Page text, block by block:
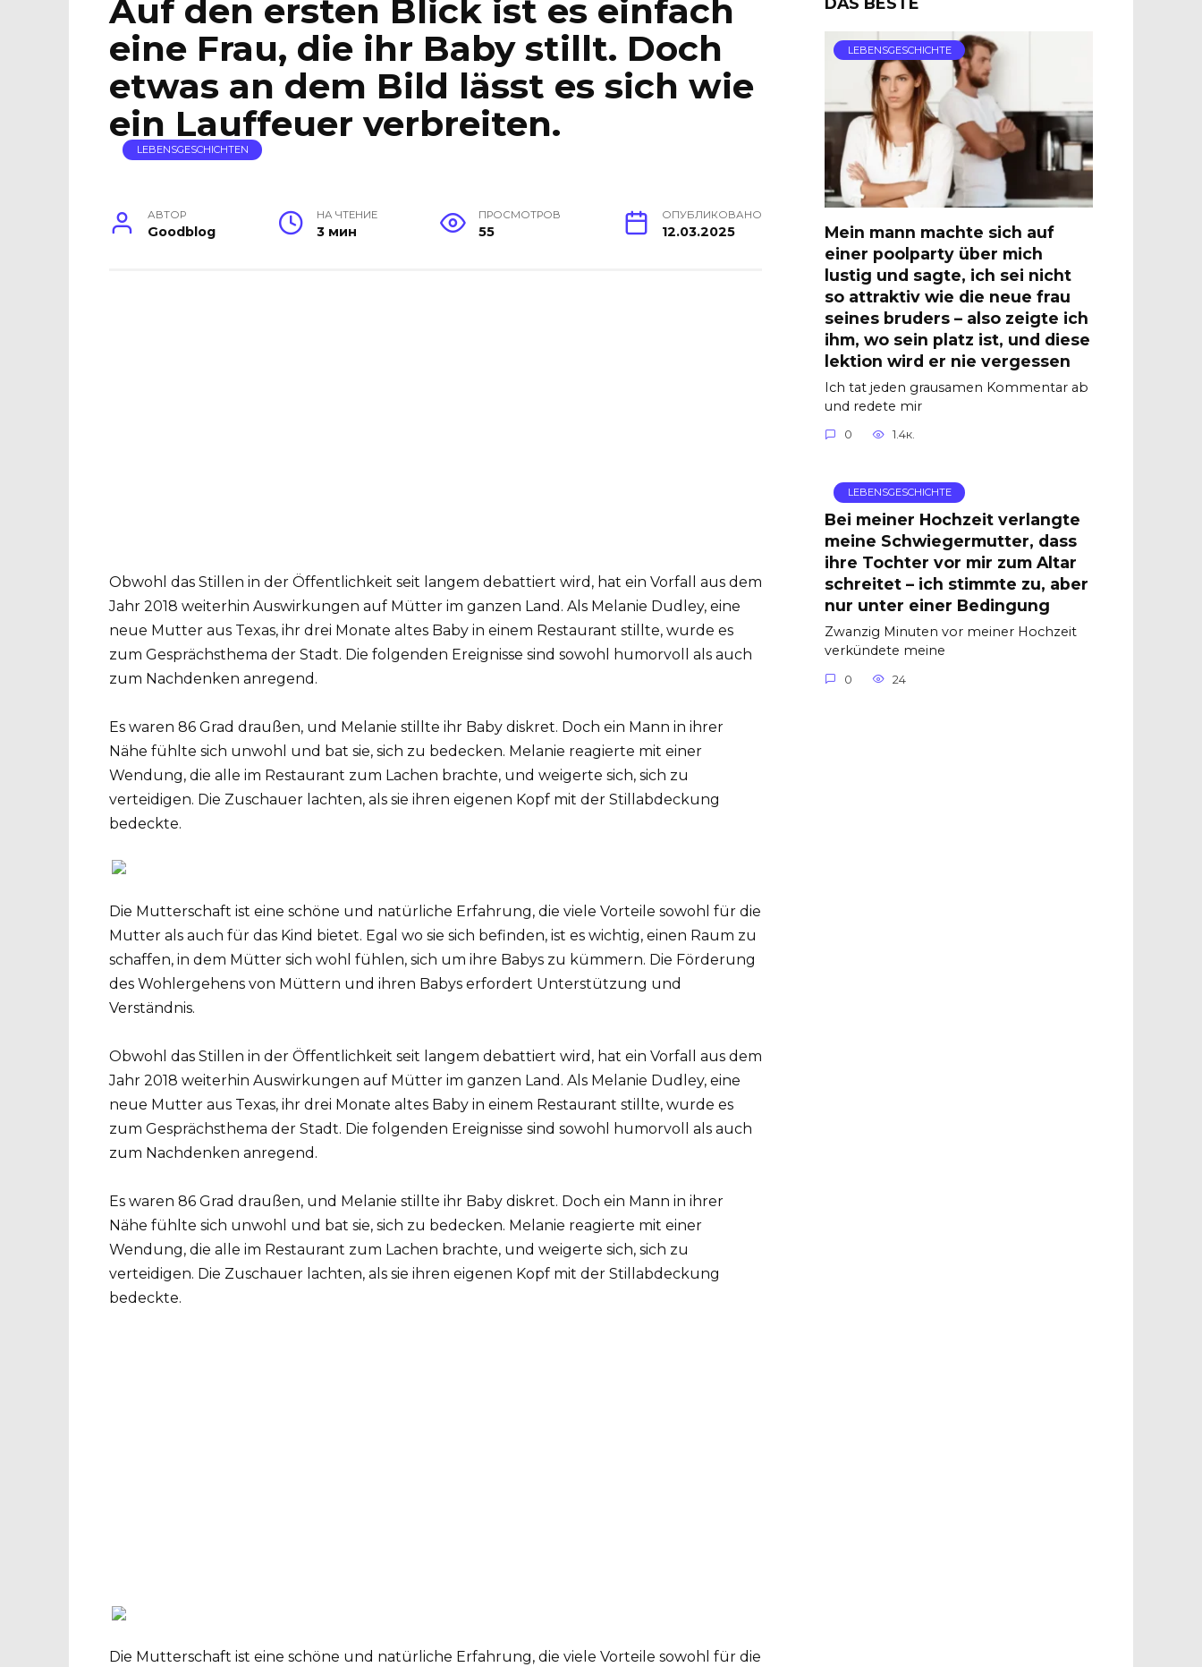
Auf den ersten Blick ist es einfach
eine Frau, die ihr Baby stillt. Doch
etwas an dem Bild lässt es sich wie
ein Lauffeuer verbreiten.
LEBENSGESCHICHTEN
АВТОР
Goodblog
НА ЧТЕНИЕ
3 мин
ПРОСМОТРОВ
55
ОПУБЛИКОВАНО
12.03.2025
Obwohl das Stillen in der Öffentlichkeit seit langem debattiert wird, hat ein Vorfall aus dem
Jahr 2018 weiterhin Auswirkungen auf Mütter im ganzen Land. Als Melanie Dudley, eine
neue Mutter aus Texas, ihr drei Monate altes Baby in einem Restaurant stillte, wurde es
zum Gesprächsthema der Stadt. Die folgenden Ereignisse sind sowohl humorvoll als auch
zum Nachdenken anregend.
Es waren 86 Grad draußen, und Melanie stillte ihr Baby diskret. Doch ein Mann in ihrer
Nähe fühlte sich unwohl und bat sie, sich zu bedecken. Melanie reagierte mit einer
Wendung, die alle im Restaurant zum Lachen brachte, und weigerte sich, sich zu
verteidigen. Die Zuschauer lachten, als sie ihren eigenen Kopf mit der Stillabdeckung
bedeckte.
Die Mutterschaft ist eine schöne und natürliche Erfahrung, die viele Vorteile sowohl für die
Mutter als auch für das Kind bietet. Egal wo sie sich befinden, ist es wichtig, einen Raum zu
schaffen, in dem Mütter sich wohl fühlen, sich um ihre Babys zu kümmern. Die Förderung
des Wohlergehens von Müttern und ihren Babys erfordert Unterstützung und
Verständnis.
Obwohl das Stillen in der Öffentlichkeit seit langem debattiert wird, hat ein Vorfall aus dem
Jahr 2018 weiterhin Auswirkungen auf Mütter im ganzen Land. Als Melanie Dudley, eine
neue Mutter aus Texas, ihr drei Monate altes Baby in einem Restaurant stillte, wurde es
zum Gesprächsthema der Stadt. Die folgenden Ereignisse sind sowohl humorvoll als auch
zum Nachdenken anregend.
Es waren 86 Grad draußen, und Melanie stillte ihr Baby diskret. Doch ein Mann in ihrer
Nähe fühlte sich unwohl und bat sie, sich zu bedecken. Melanie reagierte mit einer
Wendung, die alle im Restaurant zum Lachen brachte, und weigerte sich, sich zu
verteidigen. Die Zuschauer lachten, als sie ihren eigenen Kopf mit der Stillabdeckung
bedeckte.
Die Mutterschaft ist eine schöne und natürliche Erfahrung, die viele Vorteile sowohl für die
LEBENSGESCHICHTE
Mein mann machte sich auf
einer poolparty über mich
lustig und sagte, ich sei nicht
so attraktiv wie die neue frau
seines bruders – also zeigte ich
ihm, wo sein platz ist, und diese
lektion wird er nie vergessen
Ich tat jeden grausamen Kommentar ab
und redete mir
0 1.4к.
LEBENSGESCHICHTE
Bei meiner Hochzeit verlangte
meine Schwiegermutter, dass
ihre Tochter vor mir zum Altar
schreitet – ich stimmte zu, aber
nur unter einer Bedingung
Zwanzig Minuten vor meiner Hochzeit
verkündete meine
0 24